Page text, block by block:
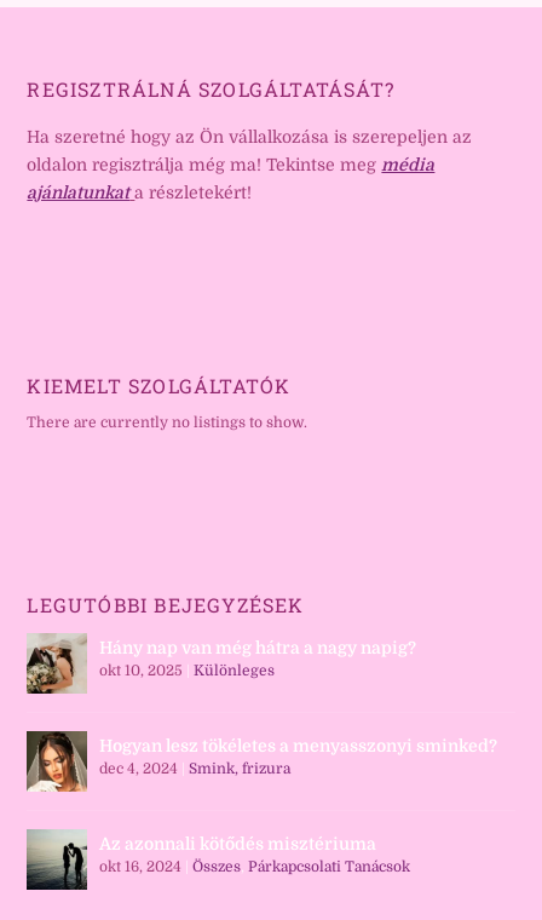
REGISZTRÁLNÁ SZOLGÁLTATÁSÁT?
Ha szeretné hogy az Ön vállalkozása is szerepeljen az
oldalon regisztrálja még ma! Tekintse megmédia
ajánlatunkat a részletekért!
KIEMELT SZOLGÁLTATÓK
There are currently no listings to show.
LEGUTÓBBI BEJEGYZÉSEK
Hány nap van még hátra a nagy napig?
okt 10, 2025 |Különleges
Hogyan lesz tökéletes a menyasszonyi sminked?
dec 4, 2024 |Smink, frizura
Az azonnali kötődés misztériuma
okt 16, 2024 |Összes,Párkapcsolati Tanácsok